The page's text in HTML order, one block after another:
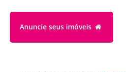
Anuncie seus imóveis